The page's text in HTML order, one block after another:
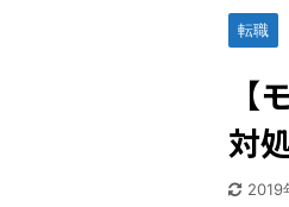
転職
対
2019